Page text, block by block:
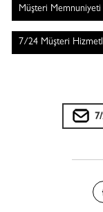
Müşteri Memnuniyeti
7/24 Müşteri